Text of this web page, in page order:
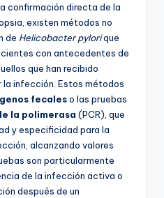
confirmación directa de la
existen métodos no
de Helicobacter pylorique
con antecedentes de
que han recibido
infección. Estos métodos
fecaleso las pruebas
la polimerasa (PCR), que
y especificidad para la
alcanzando valores
son particularmente
de la infección activa o
después de un